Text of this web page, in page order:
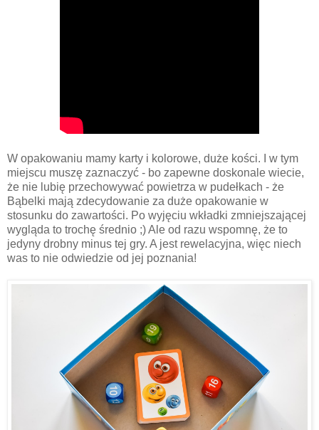
W opakowaniu mamy karty i kolorowe, duże kości. I w tym
miejscu muszę zaznaczyć - bo zapewne doskonale wiecie,
że nie lubię przechowywać powietrza w pudełkach - że
Bąbelki mają zdecydowanie za duże opakowanie w
stosunku do zawartości. Po wyjęciu wkładki zmniejszającej
wygląda to trochę średnio ;) Ale od razu wspomnę, że to
jedyny drobny minus tej gry. A jest rewelacyjna, więc niech
was to nie odwiedzie od jej poznania!